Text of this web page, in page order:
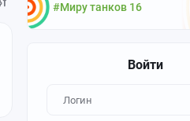
#Миру танков 16
Войти